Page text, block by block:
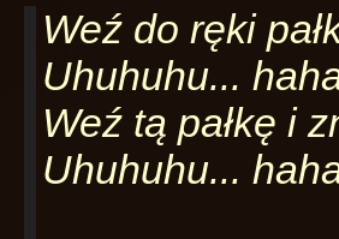
Weź do ręki
Uhuhuhu...
Weź tą pałkę i
Uhuhuhu...